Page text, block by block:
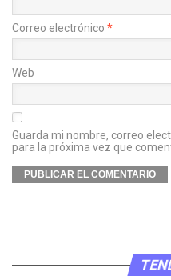
Correo electrónico *
Web
Guarda mi nombre, correo
para la próxima vez que